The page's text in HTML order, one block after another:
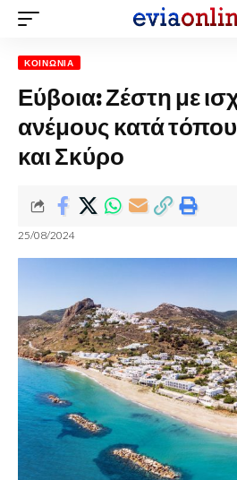
ΚΟΙΝΩΝΊΑ
Εύβοια: Ζέστη με
ανέμους κατά
και Σκύρο
25/08/2024